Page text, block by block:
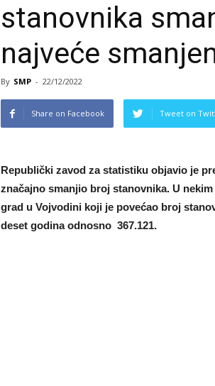
stanovnika
najveće
By SMP - 22/12/2022
Share on Facebook Tweet on
Republički zavod za statistiku objavio je
značajno smanjio broj stanovnika. U
grad u Vojvodini koji je povećao broj
deset godina odnosno 367.121.